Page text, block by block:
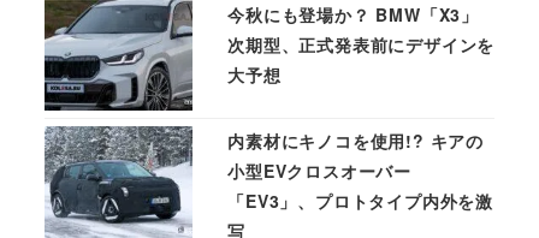
今秋にも登場か？ BMW「X3」
次期型、正式発表前にデザインを
大予想
内素材にキノコを使用!? キアの
小型EVクロスオーバー
「EV3」、プロトタイプ内外を激
写